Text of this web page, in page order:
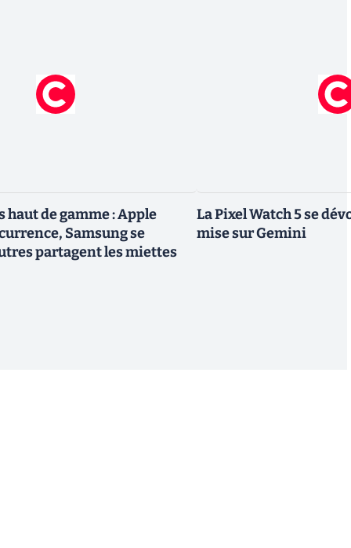
haut de gamme : Apple
Samsung se
partagent les miettes
La Pixel Watch 5 se
mise sur Gemini